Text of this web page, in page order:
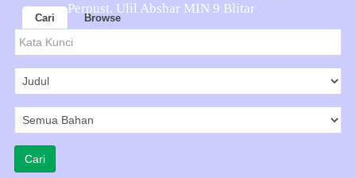
Perpust. Ulil Abshar MIN 9 Blitar
Cari Browse